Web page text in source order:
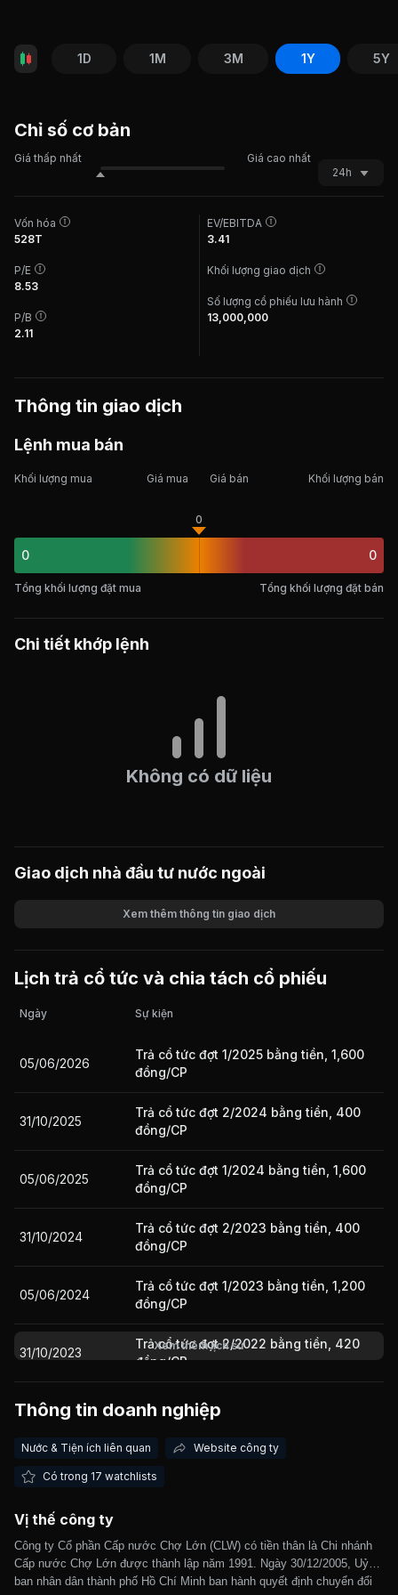
1D 1M 3M 1Y 5Y
Chỉ số cơ bản
Giá thấp nhất
Giá cao nhất
24h
Vốn hóa
528T
P/E
8.53
P/B
2.11
EV/EBITDA
3.41
Khối lượng giao dịch
Số lượng cổ phiếu lưu hành
13,000,000
Thông tin giao dịch
Lệnh mua bán
Khối lượng mua Giá mua Giá bán Khối lượng bán
0
0
0
Tổng khối lượng đặt mua Tổng khối lượng đặt bán
Chi tiết khớp lệnh
Không có dữ liệu
Giao dịch nhà đầu tư nước ngoài
Giá trị giao dịch
Giá trị giao dịch nhà đầu tư nước ngoài 10 phiên gần nhất
Xem thêm thông tin giao dịch
Lịch trả cổ tức và chia tách cổ phiếu
Ngày Sự kiện
05/06/2026
Trả cổ tức đợt 1/2025 bằng tiền, 1,600
đồng/CP
31/10/2025
Trả cổ tức đợt 2/2024 bằng tiền, 400
đồng/CP
05/06/2025
Trả cổ tức đợt 1/2024 bằng tiền, 1,600
đồng/CP
31/10/2024
Trả cổ tức đợt 2/2023 bằng tiền, 400
đồng/CP
05/06/2024
Trả cổ tức đợt 1/2023 bằng tiền, 1,200
đồng/CP
31/10/2023
Trả cổ tức đợt 2/2022 bằng tiền, 420
đồng/CP
05/06/2023
Trả cổ tức năm 2022 bằng tiền, 1,200
đồng/CP
02/06/2022
02/06/2022
02/06/2021 Cổ tức bằng Tiền, tỷ lệ 12%
Xem thêm lịch sử
Thông tin doanh nghiệp
Nước & Tiện ích liên quan Website công ty
Có trong 17 watchlists
Vị thế công ty
Công ty Cổ phần Cấp nước Chợ Lớn (CLW) có tiền thân là Chi nhánh
Cấp nước Chợ Lớn được thành lập năm 1991. Ngày 30/12/2005, Uỷ
ban nhân dân thành phố Hồ Chí Minh ban hành quyết định chuyển đổi